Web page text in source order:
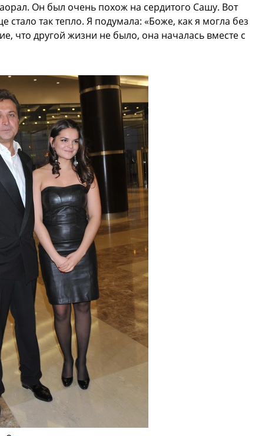
Он был очень похож на сердитого Сашу. Вот
стало так тепло. Я подумала: «Боже, как я могла без
что другой жизни не было, она началась вместе с